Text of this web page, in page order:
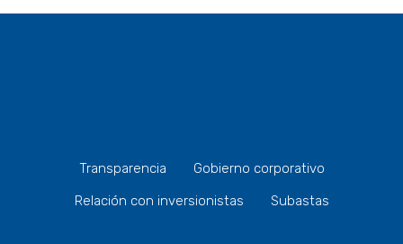
Transparencia
Gobierno corporativo
Relación con inversionistas
Subastas